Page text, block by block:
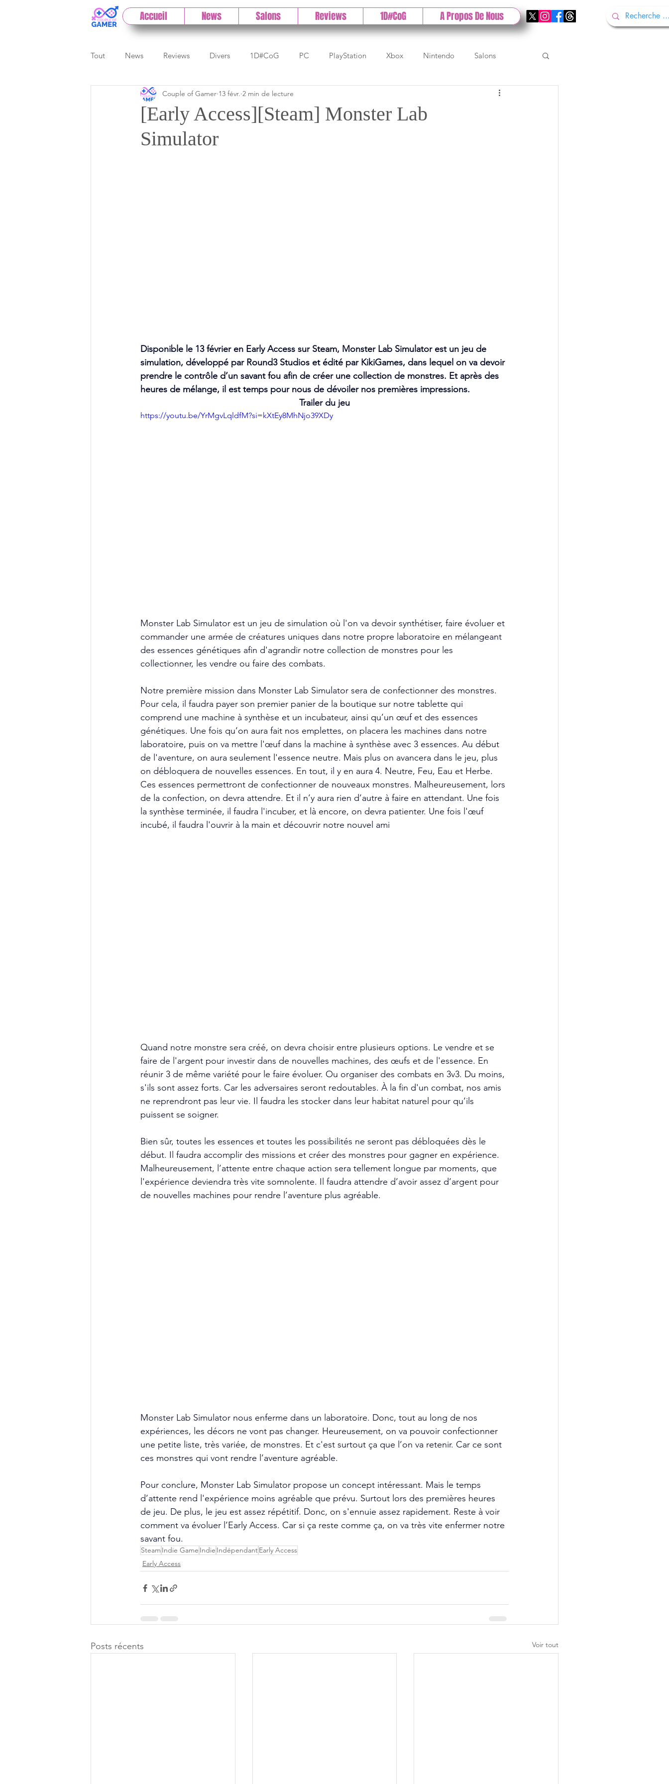
Accueil News Salons Reviews 1D#CoG A Propos De Nous
Tout News Reviews Divers 1D#CoG PC PlayStation Xbox Nintendo Salons
Previews Cloud Test indé DLC Gamescom
Paris Games Week
[Early Access][Steam] Monster Lab
Simulator
Couple of Gamer 13 févr. 2 min de lecture
Disponible le 13 février en Early Access sur Steam, Monster Lab Simulator est un jeu de
simulation, développé par Round3 Studios et édité par KikiGames, dans lequel on va devoir
prendre le contrôle d’un savant fou afin de créer une collection de monstres. Et après des
heures de mélange, il est temps pour nous de dévoiler nos premières impressions.
Trailer du jeu
https://youtu.be/YrMgvLqldfM?si=kXtEy8MhNjo39XDy
Monster Lab Simulator est un jeu de simulation où l'on va devoir synthétiser, faire évoluer et
commander une armée de créatures uniques dans notre propre laboratoire en mélangeant
des essences génétiques afin d'agrandir notre collection de monstres pour les
collectionner, les vendre ou faire des combats.
Notre première mission dans Monster Lab Simulator sera de confectionner des monstres.
Pour cela, il faudra payer son premier panier de la boutique sur notre tablette qui
comprend une machine à synthèse et un incubateur, ainsi qu’un œuf et des essences
génétiques. Une fois qu’on aura fait nos emplettes, on placera les machines dans notre
laboratoire, puis on va mettre l'œuf dans la machine à synthèse avec 3 essences. Au début
de l'aventure, on aura seulement l'essence neutre. Mais plus on avancera dans le jeu, plus
on débloquera de nouvelles essences. En tout, il y en aura 4. Neutre, Feu, Eau et Herbe.
Ces essences permettront de confectionner de nouveaux monstres. Malheureusement, lors
de la confection, on devra attendre. Et il n’y aura rien d’autre à faire en attendant. Une fois
la synthèse terminée, il faudra l'incuber, et là encore, on devra patienter. Une fois l'œuf
incubé, il faudra l'ouvrir à la main et découvrir notre nouvel ami
Quand notre monstre sera créé, on devra choisir entre plusieurs options. Le vendre et se
faire de l'argent pour investir dans de nouvelles machines, des œufs et de l'essence. En
réunir 3 de même variété pour le faire évoluer. Ou organiser des combats en 3v3. Du moins,
s'ils sont assez forts. Car les adversaires seront redoutables. À la fin d'un combat, nos amis
ne reprendront pas leur vie. Il faudra les stocker dans leur habitat naturel pour qu’ils
puissent se soigner.
Bien sûr, toutes les essences et toutes les possibilités ne seront pas débloquées dès le
début. Il faudra accomplir des missions et créer des monstres pour gagner en expérience.
Malheureusement, l’attente entre chaque action sera tellement longue par moments, que
l'expérience deviendra très vite somnolente. Il faudra attendre d’avoir assez d’argent pour
de nouvelles machines pour rendre l’aventure plus agréable.
Monster Lab Simulator nous enferme dans un laboratoire. Donc, tout au long de nos
expériences, les décors ne vont pas changer. Heureusement, on va pouvoir confectionner
une petite liste, très variée, de monstres. Et c'est surtout ça que l’on va retenir. Car ce sont
ces monstres qui vont rendre l’aventure agréable.
Pour conclure, Monster Lab Simulator propose un concept intéressant. Mais le temps
d’attente rend l'expérience moins agréable que prévu. Surtout lors des premières heures
de jeu. De plus, le jeu est assez répétitif. Donc, on s'ennuie assez rapidement. Reste à voir
comment va évoluer l’Early Access. Car si ça reste comme ça, on va très vite enfermer notre
savant fou.
Steam Indie Game Indie IndépendantEarly Access
Early Access
Posts récents Voir tout